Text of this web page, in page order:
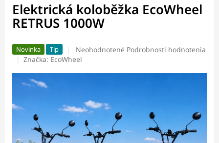
Elektrická koloběžka EcoWheel
RETRUS 1000W
Novinka Tip
Priemerné
hodnotenie
5
hviezdičiek.
Neohodnotené Podrobnosti hodnotenia
Značka: EcoWheel